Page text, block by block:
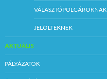
tervezett időpontja:
2017. szeptember 14.
Fizetési feltételek:
során meghatározott
pályázati induló ár a
képviselő-testület
VÁLASZTÓPOLGÁROKNAK
JELÖLTEKNEK
AKTUÁLIS
PÁLYÁZATOK